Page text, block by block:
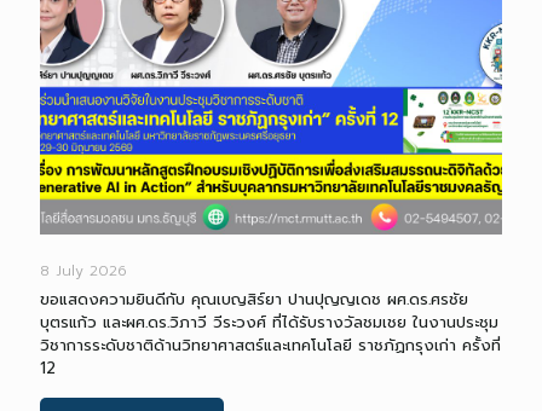
8 July 2026
ขอแสดงความยินดีกับ คุณเบญสิร์ยา ปานปุญญเดช ผศ.ดร.ศรชัย
บุตรแก้ว และผศ.ดร.วิภาวี วีระวงศ์ ที่ได้รับรางวัลชมเชย ในงานประชุม
วิชาการระดับชาติด้านวิทยาศาสตร์และเทคโนโลยี ราชภัฏกรุงเก่า ครั้งที่
12